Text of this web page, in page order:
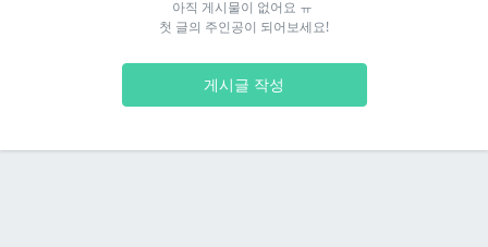
아직 게시물이 없어요 ㅠ
첫 글의 주인공이 되어보세요!
게시글 작성